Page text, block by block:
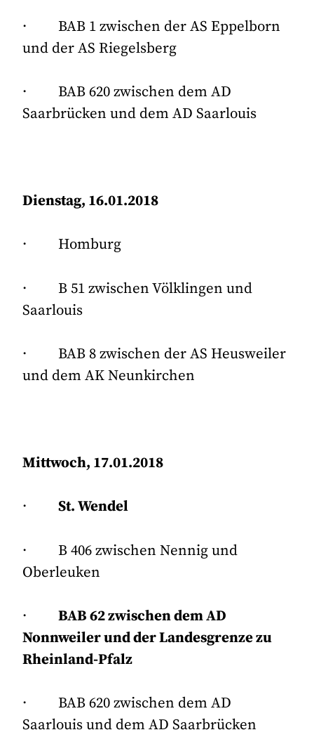
· BAB 1 zwischen der AS Eppelborn
und der AS Riegelsberg
· BAB 620 zwischen dem AD
Saarbrücken und dem AD Saarlouis
Dienstag, 16.01.2018
· Homburg
· B 51 zwischen Völklingen und
Saarlouis
· BAB 8 zwischen der AS Heusweiler
und dem AK Neunkirchen
Mittwoch, 17.01.2018
·St. Wendel
· B 406 zwischen Nennig und
Oberleuken
·BAB 62 zwischen dem AD
Nonnweiler und der Landesgrenze zu
Rheinland-Pfalz
· BAB 620 zwischen dem AD
Saarlouis und dem AD Saarbrücken